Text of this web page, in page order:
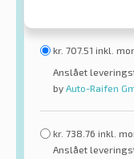
kr. 707.51 inkl.
Anslået
by Auto-Raifen
kr. 738.76 inkl.
Anslået